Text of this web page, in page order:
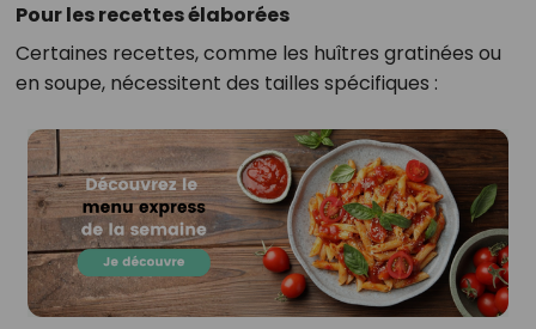
Pour les recettes élaborées
Certaines recettes, comme les huîtres gratinées ou
en soupe, nécessitent des tailles spécifiques :